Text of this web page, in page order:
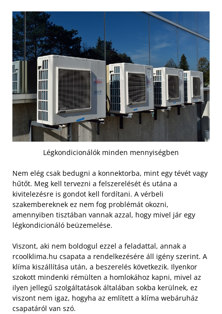
Légkondicionálók minden mennyiségben
Nem elég csak bedugni a konnektorba, mint egy tévét vagy
hűtőt. Meg kell tervezni a felszerelését és utána a
kivitelezésre is gondot kell fordítani. A vérbeli
szakembereknek ez nem fog problémát okozni,
amennyiben tisztában vannak azzal, hogy mivel jár egy
légkondicionáló beüzemelése.
Viszont, aki nem boldogul ezzel a feladattal, annak a
rcoolklima.hu csapata a rendelkezésére áll igény szerint. A
klíma kiszállítása után, a beszerelés következik. Ilyenkor
szokott mindenki rémülten a homlokához kapni, mivel az
ilyen jellegű szolgáltatások általában sokba kerülnek, ez
viszont nem igaz, hogyha az említett a klíma webáruház
csapatáról van szó.